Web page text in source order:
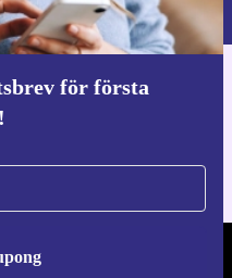
för första
appen
- RETHINK NEW.